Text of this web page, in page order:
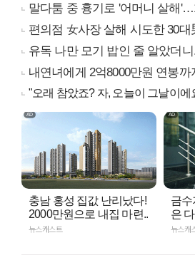
말다툼 중 흉기로 '어머니 살해
편의점 女사장 살해 시도한 30대
유독 나만 모기 밥인 줄 알았더
내연녀에게 2억8000만원 연봉
"오래 참았죠? 자, 오늘이 그날이에
충남 홍성 집값 난리났다!
2000만원으로 내집 마련..
뉴스캐스트
금수
은
뉴스캐